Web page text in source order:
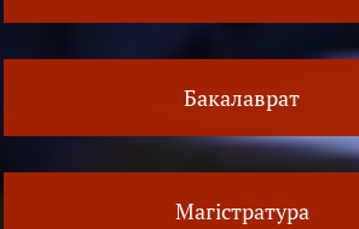
Бакалаврат
Магістратура